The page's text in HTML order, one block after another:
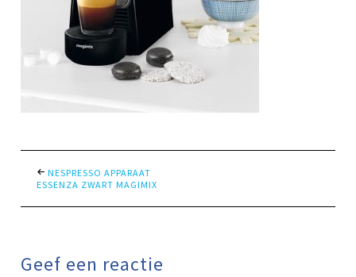
NESPRESSO APPARAAT
ESSENZA ZWART MAGIMIX
Geef een reactie